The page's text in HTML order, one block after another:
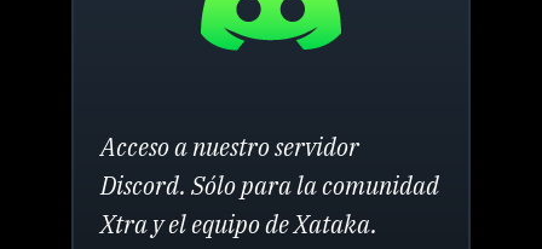
Acceso a nuestro servidor
Discord. Sólo para la comunidad
Xtra y el equipo de Xataka.